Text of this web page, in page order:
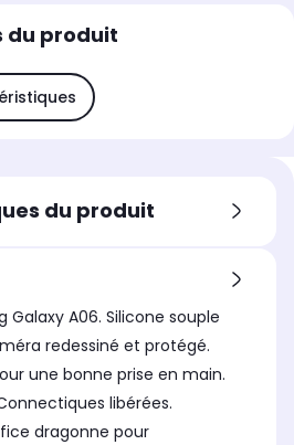
du produit
du produit
Galaxy A06. Silicone souple
redessiné et protégé.
une bonne prise en main.
libérées.
dragonne pour